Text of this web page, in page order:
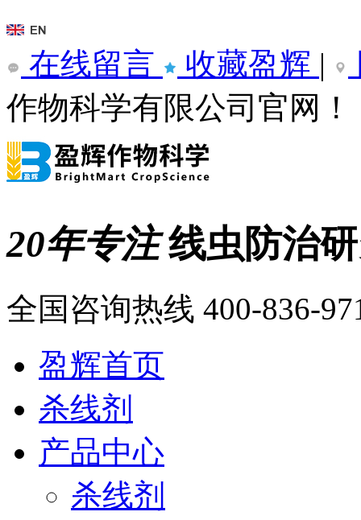
在线留言 收藏盈辉 |
作物科学有限公司官网！
20年专注线虫防治
全国咨询热线 400-836-
盈辉首页
杀线剂
产品中心
杀线剂